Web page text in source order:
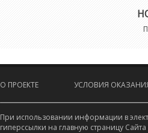
О ПРОЕКТЕ УСЛОВИЯ
При использовании информации в
гиперссылки на главную страницу